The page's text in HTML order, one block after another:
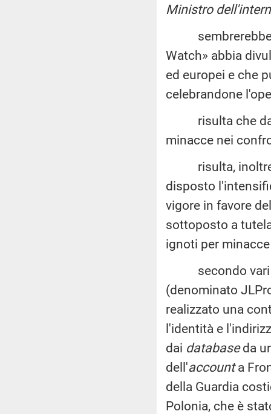
Ministro
sembrerebbe
Watch» abbia
ed europei e che
celebrandone
risulta che
minacce nei
risulta, inoltre,
disposto
vigore in favore
sottoposto a
ignoti per
secondo vari
(denominato
realizzato una
l'identità e
dai databaseda
dell'accounta
della Guardia
Polonia, che è